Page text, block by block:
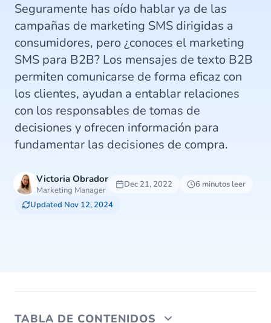
Seguramente has oído hablar ya de las
campañas de marketing SMS dirigidas a
consumidores, pero ¿conoces el marketing
SMS para B2B? Los mensajes de texto B2B
permiten comunicarse de forma eficaz con
los clientes, ayudan a entablar relaciones
con los responsables de tomas de
decisiones y ofrecen información para
fundamentar las decisiones de compra.
Victoria Obrador
Marketing Manager
Dec 21, 2022
6 minutos leer
Updated Nov 12, 2024
TABLA DE CONTENIDOS